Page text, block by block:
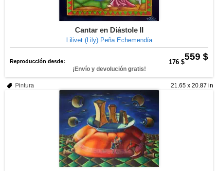
Cantar en Diástole II
Lilivet (Lily) Peña Echemendía
559 $
Reproducción desde: 176 $
¡Envío y devolución gratis!
21.65 x 20.87 in
Pintura